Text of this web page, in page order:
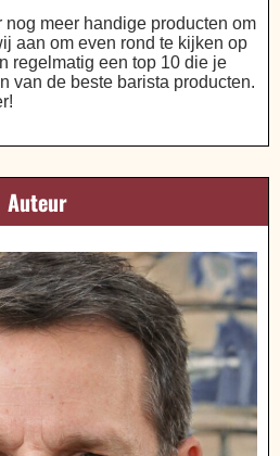
meer handige producten om
aan om even rond te kijken op
regelmatig een top 10 die je
van de beste barista producten.
Auteur